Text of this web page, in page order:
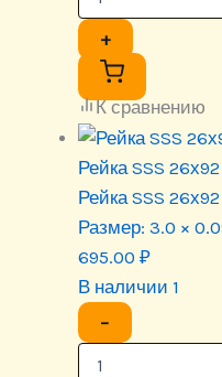
+
К сравнению
Рейка SSS
Рейка SSS
Размер: 3.0 ×
695.00 ₽
В наличии 1
−